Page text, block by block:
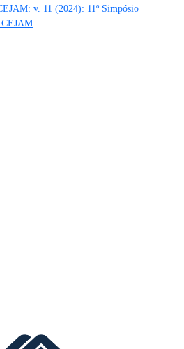
v. 11 (2024): 11º Simpósio